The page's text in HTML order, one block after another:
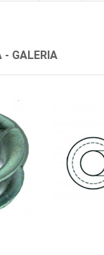
- GALERIA